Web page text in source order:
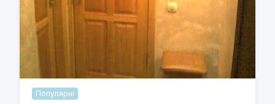
Популярні